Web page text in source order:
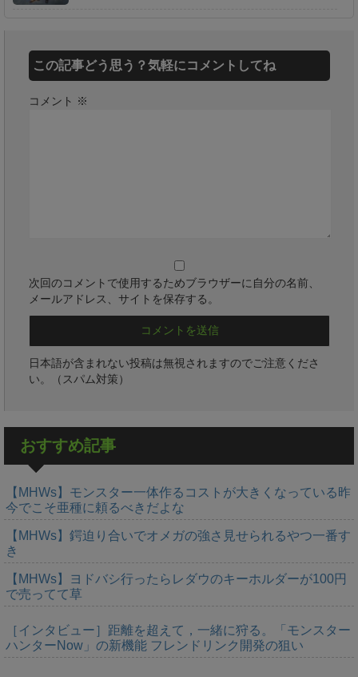
この記事どう思う？気軽にコメントしてね
コメント ※
次回のコメントで使用するためブラウザーに自分の名前、
メールアドレス、サイトを保存する。
日本語が含まれない投稿は無視されますのでご注意くださ
い。（スパム対策）
おすすめ記事
【MHWs】モンスター一体作るコストが大きくなっている昨
今でこそ亜種に頼るべきだよな
【MHWs】鍔迫り合いでオメガの強さ見せられるやつ一番す
き
【MHWs】ヨドバシ行ったらレダウのキーホルダーが100円
で売ってて草
［インタビュー］距離を超えて，一緒に狩る。「モンスター
ハンターNow」の新機能 フレンドリンク開発の狙い